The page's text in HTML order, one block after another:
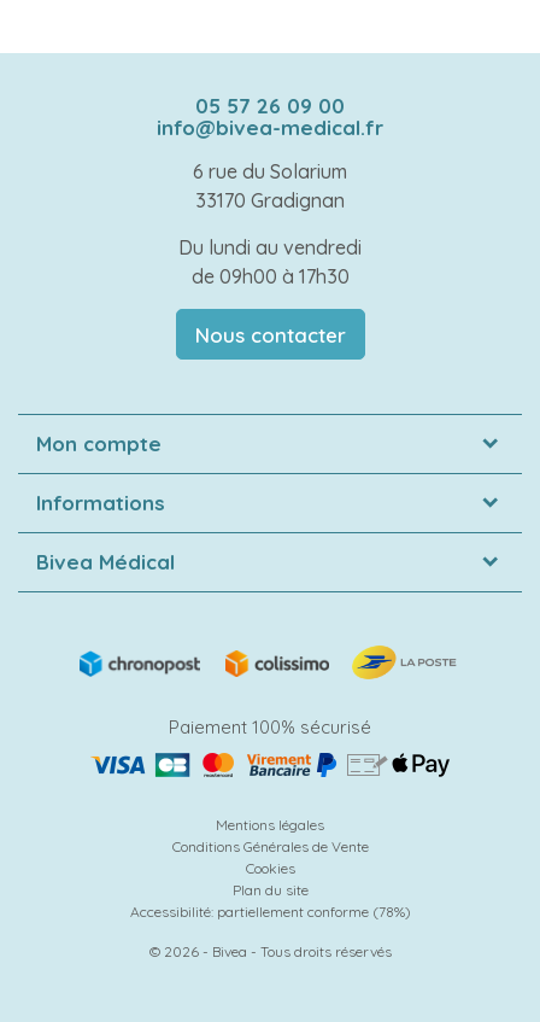
05 57 26 09 00
info@bivea-medical.fr
6 rue du Solarium
33170 Gradignan
Du lundi au vendredi
de 09h00 à 17h30
Nous contacter
Mon compte
Informations
Bivea Médical
Paiement 100% sécurisé
Mentions légales
Conditions Générales de Vente
Cookies
Plan du site
Accessibilité: partiellement conforme (78%)
© 2026 - Bivea - Tous droits réservés